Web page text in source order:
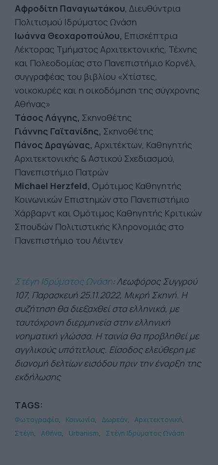
Αφροδίτη Παναγιωτάκου, Διευθύντρια
Πολιτισμού Ιδρύματος Ωνάση
Ιωάννα Θεοχαροπούλου, Επισκέπτρια
Λέκτορας Τμήματος Αρχιτεκτονικής, Τέχνης
και Πολεοδομίας στο Πανεπιστήμιο Κορνέλ,
συγγραφέας του βιβλίου «Χτίστες,
νοικοκυρές και η οικοδόμηση της σύγχρονης
Αθήνας»
Τάσος Λάγγης, Σκηνοθέτης
Γιάννης Γαϊτανίδης, Σκηνοθέτης
Πάνος Δραγώνας, Αρχιτέκτων, Καθηγητής
Αρχιτεκτονικής & Αστικού Σχεδιασμού,
Πανεπιστήμιο Πατρών
Michael Herzfeld, Ομότιμος Καθηγητής
Κοινωνικών Επιστημών στο Πανεπιστήμιο
Χάρβαρντ και Ομότιμος Καθηγητής Κριτικών
Σπουδών Πολιτιστικής Κληρονομιάς στο
Πανεπιστήμιο του Λέιντεν
Στέγη Ιδρύματος Ωνάση: Λεωφόρος Συγγρού
107, Παρασκευή 25.11.2022, Μικρή Σκηνή. H
συζήτηση θα διεξαχθεί στα ελληνικά, με
ταυτόχρονη διερμηνεία στην ελληνική
νοηματική γλώσσα. Η ταινία θα προβληθεί με
αγγλικούς υπότιτλους. Είσοδος ελεύθερη με
διανομή δελτίων εισόδου πριν την έναρξη της
εκδήλωσης
TAGS:
Φωτογραφία Κοινωνία Δωρεάν
Αρχιτεκτονική
Στέγη
Αθήνα Urbanism Στέγη Ιδρύματος Ωνάση